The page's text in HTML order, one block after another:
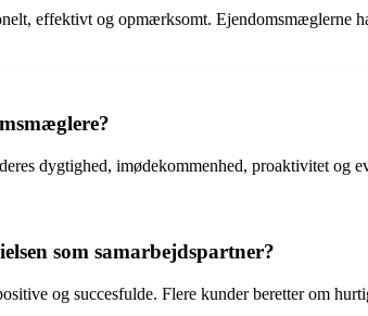
effektivt og opmærksomt. Ejendomsmæglerne
dygtighed, imødekommenhed, proaktivitet og
som samarbejdspartner?
og succesfulde. Flere kunder beretter om